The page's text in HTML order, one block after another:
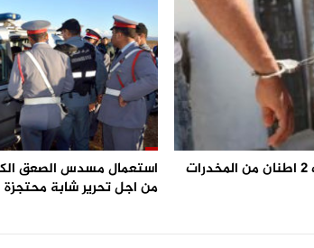
احباط محاولة تهريب 2 اطنان من المخدرات
من اجل تحرير شابة محتجزة